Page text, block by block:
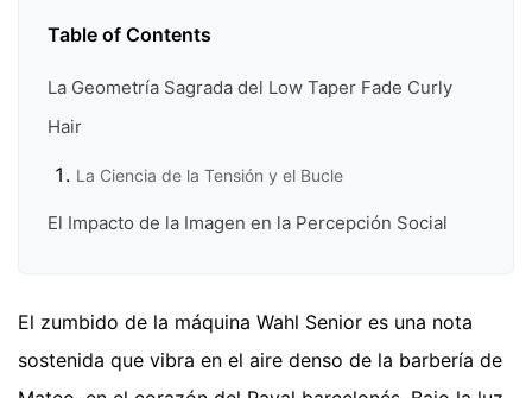
Table of Contents
La Geometría Sagrada del Low Taper Fade Curly
Hair
La Ciencia de la Tensión y el Bucle
El Impacto de la Imagen en la Percepción Social
El zumbido de la máquina Wahl Senior es una nota
sostenida que vibra en el aire denso de la barbería de